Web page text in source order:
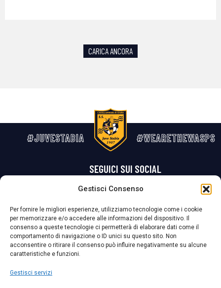
Gestisci Consenso
Per fornire le migliori esperienze, utilizziamo tecnologie come i cookie
per memorizzare e/o accedere alle informazioni del dispositivo. Il
consenso a queste tecnologie ci permetterà di elaborare dati come il
comportamento di navigazione o ID unici su questo sito. Non
acconsentire o ritirare il consenso può influire negativamente su alcune
caratteristiche e funzioni.
Gestisci servizi
CARICA ANCORA
#JUVESTABIA #WEARETHEWASPS
SEGUICI SUI SOCIAL
La Società ha nominato il Responsabile della Protezione dei Dati Personali (DPO), figura specializzata che vigila sulle modalità adottate dalla
nostra Società per tutelare i Suoi dati personali.